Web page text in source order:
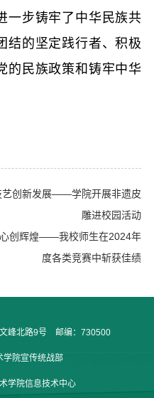
一步铸牢了中华民族共
结的坚定践行者、积极
的民族政策和铸牢中华
艺创新发展——学院开展非遗皮
雕进校园活动
创辉煌——我校师生在2024年
度各类竞赛中斩获佳绩
峰北路9号 邮编：730500
学院宣传统战部
学院信息技术中心